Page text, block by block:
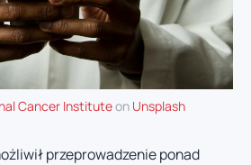
Cancer Instituteon Unsplash
przeprowadzenie ponad